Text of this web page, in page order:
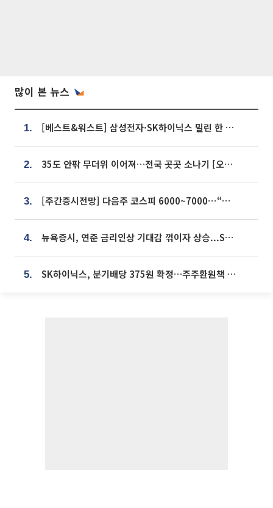
많이 본 뉴스
1. [베스트&워스트] 삼성전자·SK하이닉스 밀린 한 주…상상인증권은 85% 급등
2. 35도 안팎 무더위 이어져…전국 곳곳 소나기 [오늘 날씨]
3. [주간증시전망] 다음주 코스피 6000~7000⋯“外人 수급은 정책이 변수”
4. 뉴욕증시, 연준 금리인상 기대감 꺾이자 상승...S&P500 사상 최고치 [종합]
5. SK하이닉스, 분기배당 375원 확정…주주환원책 9월로 앞당겨 발표